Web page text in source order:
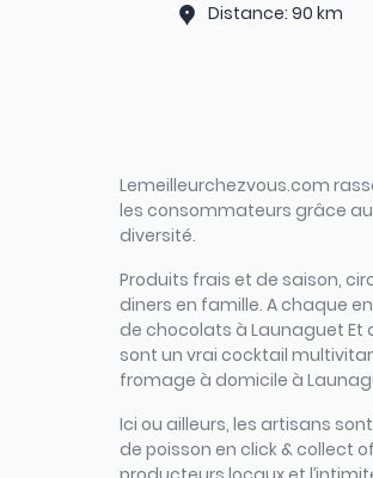
Distance: 90 km
Lemeilleurchezvous.com
les consommateurs grâce
diversité.
Produits frais et de saison,
diners en famille. A chaque
de chocolats à Launaguet Et
sont un vrai cocktail
fromage à domicile à
Ici ou ailleurs, les artisans
de poisson en click & collect